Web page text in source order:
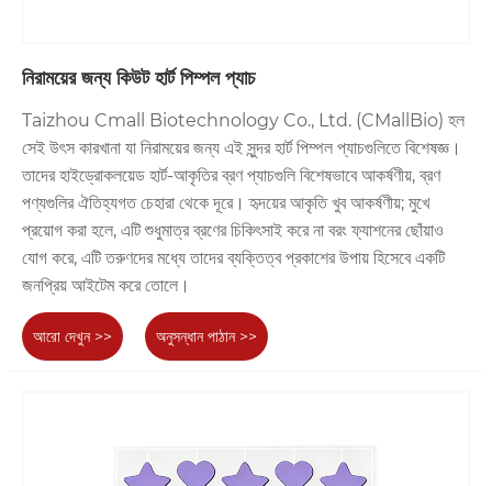
নিরাময়ের জন্য কিউট হার্ট পিম্পল প্যাচ
Taizhou Cmall Biotechnology Co., Ltd. (CMallBio) হল
সেই উৎস কারখানা যা নিরাময়ের জন্য এই সুন্দর হার্ট পিম্পল প্যাচগুলিতে বিশেষজ্ঞ।
তাদের হাইড্রোকলয়েড হার্ট-আকৃতির ব্রণ প্যাচগুলি বিশেষভাবে আকর্ষণীয়, ব্রণ
পণ্যগুলির ঐতিহ্যগত চেহারা থেকে দূরে। হৃদয়ের আকৃতি খুব আকর্ষণীয়; মুখে
প্রয়োগ করা হলে, এটি শুধুমাত্র ব্রণের চিকিৎসাই করে না বরং ফ্যাশনের ছোঁয়াও
যোগ করে, এটি তরুণদের মধ্যে তাদের ব্যক্তিত্ব প্রকাশের উপায় হিসেবে একটি
জনপ্রিয় আইটেম করে তোলে।
আরো দেখুন >> অনুসন্ধান পাঠান >>